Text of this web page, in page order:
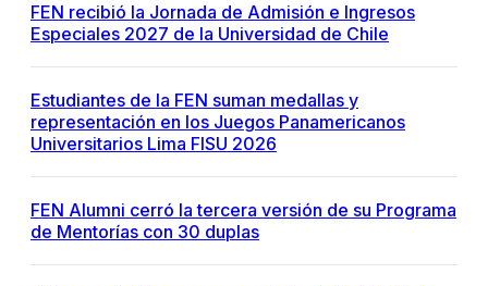
FEN recibió la Jornada de Admisión e Ingresos
Especiales 2027 de la Universidad de Chile
Estudiantes de la FEN suman medallas y
representación en los Juegos Panamericanos
Universitarios Lima FISU 2026
FEN Alumni cerró la tercera versión de su Programa
de Mentorías con 30 duplas